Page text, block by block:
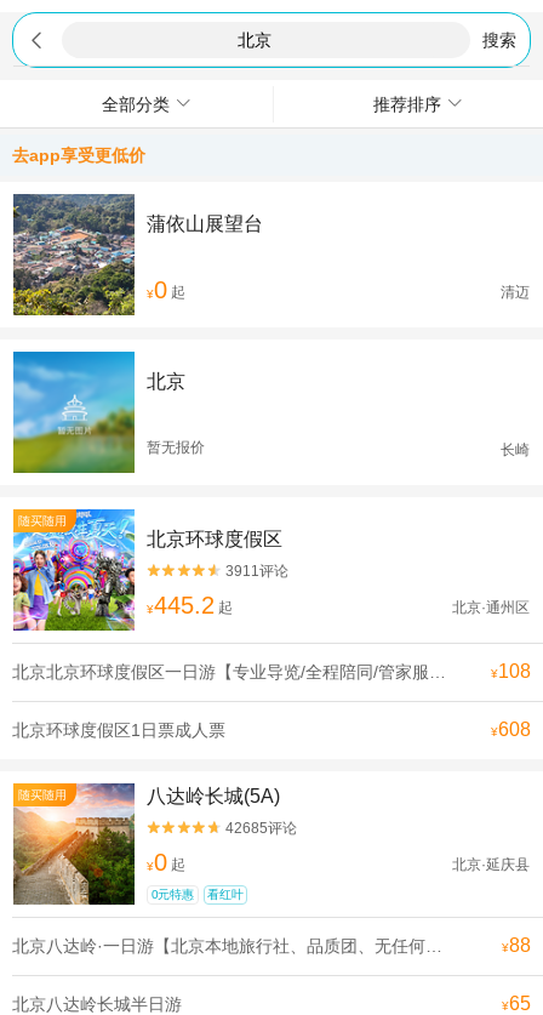
 搜索
全部分类 推荐排序
去app享受更低价
蒲依山展望台
¥0 起 清迈
北京
暂无报价 长崎
随买随用
北京环球度假区

 3911评论
¥445.2 起 北京·通州区
¥108
北京环球度假区1日票成人票 ¥608
随买随用 八达岭长城(5A)

 42685评论
¥0 起 北京·延庆县
0元特惠 看红叶
¥88
北京八达岭长城半日游 ¥65